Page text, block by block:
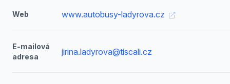
Web www.autobusy-ladyrova.cz
E-mailová
adresa
jirina.ladyrova@tiscali.cz